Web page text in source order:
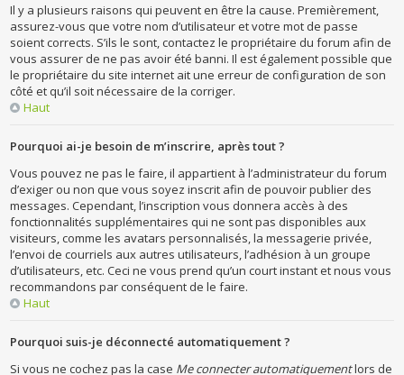
Il y a plusieurs raisons qui peuvent en être la cause. Premièrement,
assurez-vous que votre nom d’utilisateur et votre mot de passe
soient corrects. S’ils le sont, contactez le propriétaire du forum afin de
vous assurer de ne pas avoir été banni. Il est également possible que
le propriétaire du site internet ait une erreur de configuration de son
côté et qu’il soit nécessaire de la corriger.
Haut
Pourquoi ai-je besoin de m’inscrire, après tout ?
Vous pouvez ne pas le faire, il appartient à l’administrateur du forum
d’exiger ou non que vous soyez inscrit afin de pouvoir publier des
messages. Cependant, l’inscription vous donnera accès à des
fonctionnalités supplémentaires qui ne sont pas disponibles aux
visiteurs, comme les avatars personnalisés, la messagerie privée,
l’envoi de courriels aux autres utilisateurs, l’adhésion à un groupe
d’utilisateurs, etc. Ceci ne vous prend qu’un court instant et nous vous
recommandons par conséquent de le faire.
Haut
Pourquoi suis-je déconnecté automatiquement ?
Si vous ne cochez pas la case Me connecter automatiquementlors de